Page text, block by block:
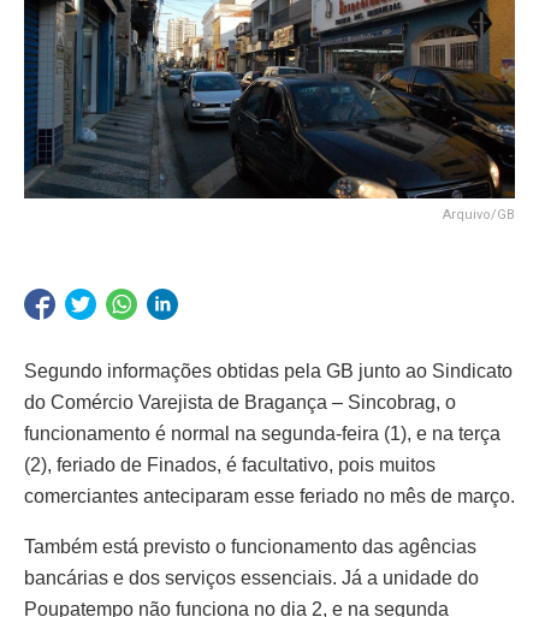
Arquivo/GB
Segundo informações obtidas pela GB junto ao Sindicato
do Comércio Varejista de Bragança – Sincobrag, o
funcionamento é normal na segunda-feira (1), e na terça
(2), feriado de Finados, é facultativo, pois muitos
comerciantes anteciparam esse feriado no mês de março.
Também está previsto o funcionamento das agências
bancárias e dos serviços essenciais. Já a unidade do
Poupatempo não funciona no dia 2, e na segunda